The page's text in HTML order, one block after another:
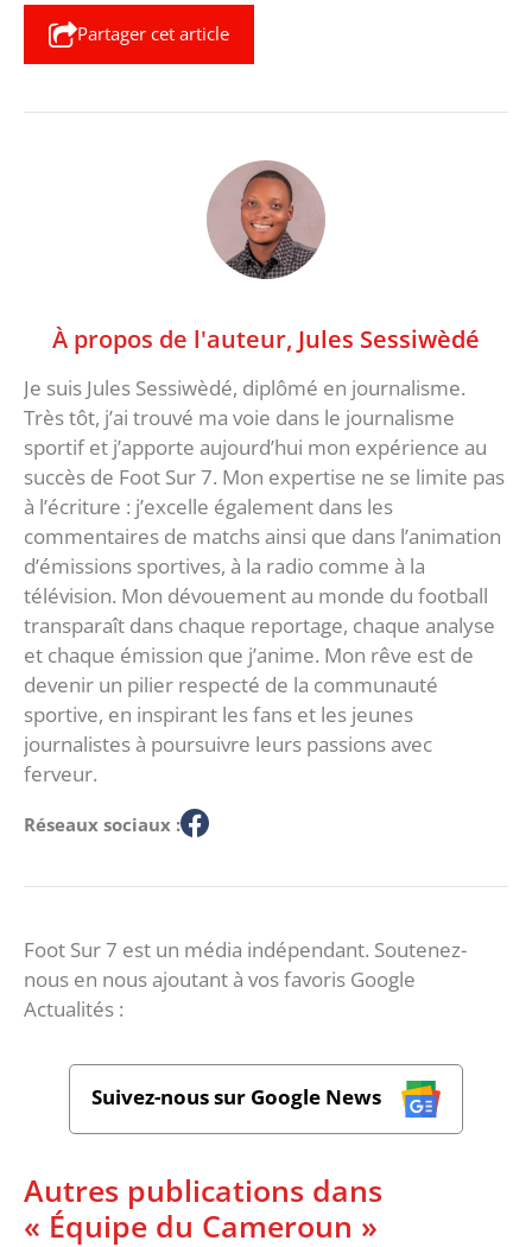
Partager cet article
À propos de l'auteur, Jules Sessiwèdé
Je suis Jules Sessiwèdé, diplômé en journalisme.
Très tôt, j’ai trouvé ma voie dans le journalisme
sportif et j’apporte aujourd’hui mon expérience au
succès de Foot Sur 7. Mon expertise ne se limite pas
à l’écriture : j’excelle également dans les
commentaires de matchs ainsi que dans l’animation
d’émissions sportives, à la radio comme à la
télévision. Mon dévouement au monde du football
transparaît dans chaque reportage, chaque analyse
et chaque émission que j’anime. Mon rêve est de
devenir un pilier respecté de la communauté
sportive, en inspirant les fans et les jeunes
journalistes à poursuivre leurs passions avec
ferveur.
Réseaux sociaux :
Foot Sur 7 est un média indépendant. Soutenez-
nous en nous ajoutant à vos favoris Google
Actualités :
Suivez-nous sur Google News
Autres publications dans
« Équipe du Cameroun »